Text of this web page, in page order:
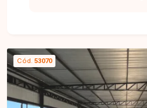
armário e box, cozinha com
e área de serviço
conta com elevador e salão
proporcionando mais
Cód. 53070